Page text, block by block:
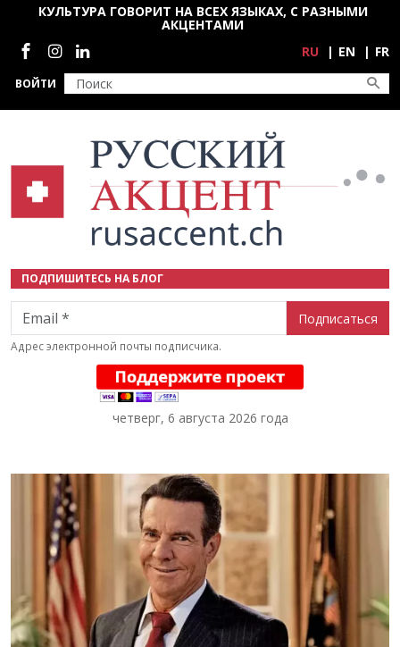
Перейти к основному содержанию
ВОЙТИ
КУЛЬТУРА ГОВОРИТ НА ВСЕХ ЯЗЫКАХ, С РАЗНЫМИ
АКЦЕНТАМИ
Социальные сети
RU EN FR
ПОДПИШИТЕСЬ НА БЛОГ
Email
Адрес электронной почты подписчика.
четверг, 6 августа 2026 года